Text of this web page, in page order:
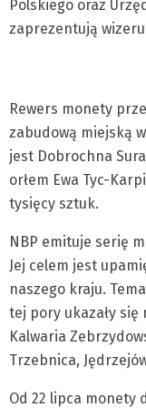
Polskiego oraz
zaprezentują
Rewers monety
zabudową miejską
jest Dobrochna
orłem Ewa Tyc-
tysięcy sztuk.
NBP emituje serię
Jej celem jest
naszego kraju.
tej pory ukazały się
Kalwaria
Trzebnica,
Od 22 lipca monety